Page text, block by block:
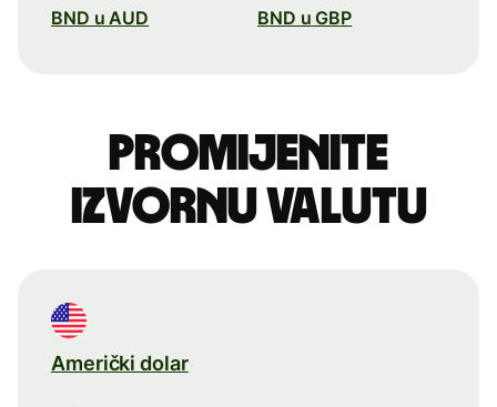
BND u AUD BND u GBP
Promijenite
izvornu valutu
Američki dolar